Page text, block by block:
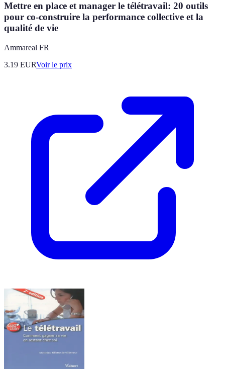
Mettre en place et manager le télétravail: 20 outils
pour co-construire la performance collective et la
qualité de vie
Ammareal FR
3.19 EURVoir le prix